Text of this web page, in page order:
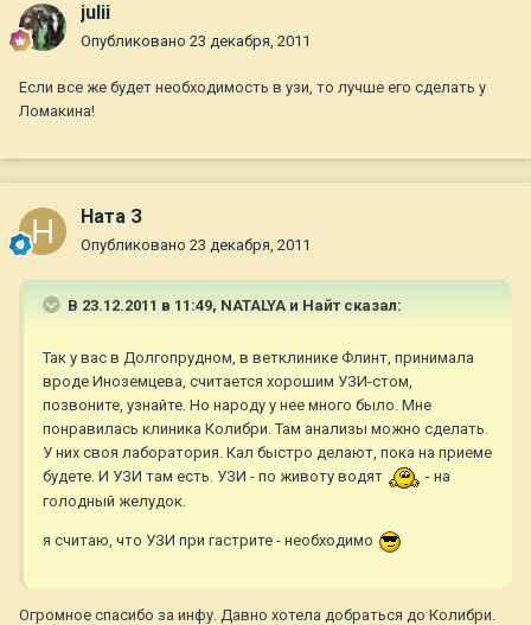
julii
Опубликовано 23 декабря, 2011
Если все же будет необходимость в узи, то лучше его сделать у
Ломакина!
Ната З
Опубликовано 23 декабря, 2011
В 23.12.2011 в 11:49, NATALYA и Найт сказал:
Так у вас в Долгопрудном, в ветклинике Флинт, принимала
вроде Иноземцева, считается хорошим УЗИ-стом,
позвоните, узнайте. Но народу у нее много было. Мне
понравилась клиника Колибри. Там анализы можно сделать.
У них своя лаборатория. Кал быстро делают, пока на приеме
будете. И УЗИ там есть. УЗИ - по животу водят
- на
голодный желудок.
я считаю, что УЗИ при гастрите - необходимо
Огромное спасибо за инфу. Давно хотела добраться до Колибри.